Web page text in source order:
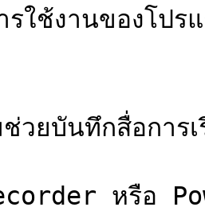
ใช้งานของโปร
วยบันทึกสื่อการ
หรือ